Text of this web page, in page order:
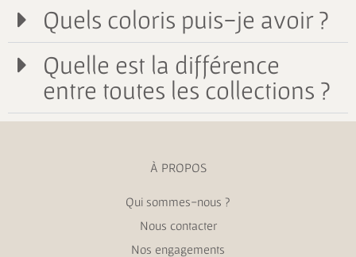
Quels coloris puis-je avoir ?
Quelle est la différence
entre toutes les collections ?
À PROPOS
Qui sommes-nous ?
Nous contacter
Nos engagements